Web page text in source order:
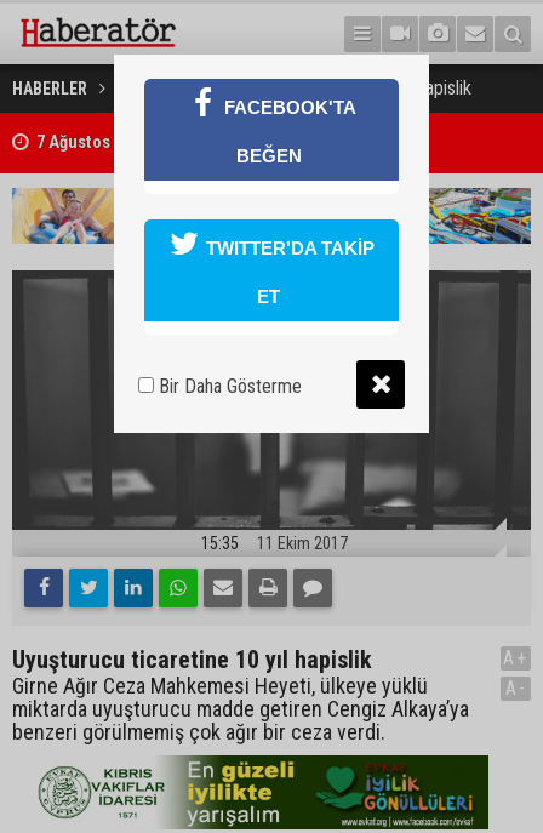
HABERLER GÜNDEM Uyuşturucu ticaretine 10 yıl hapislik
7 Ağustos 2026 Döviz Kurları
15:35 11 Ekim 2017
Uyuşturucu ticaretine 10 yıl hapislik
Girne Ağır Ceza Mahkemesi Heyeti, ülkeye yüklü
miktarda uyuşturucu madde getiren Cengiz Alkaya’ya
benzeri görülmemiş çok ağır bir ceza verdi.
A+
A-
FACEBOOK'TA
BEĞEN
TWITTER'DA TAKİP
ET
Bir Daha Gösterme